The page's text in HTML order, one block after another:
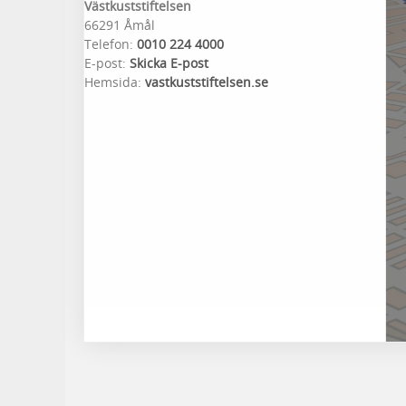
Västkuststiftelsen
66291 Åmål
Telefon: 0010 224 4000
E-post: Skicka E-post
Hemsida: vastkuststiftelsen.se